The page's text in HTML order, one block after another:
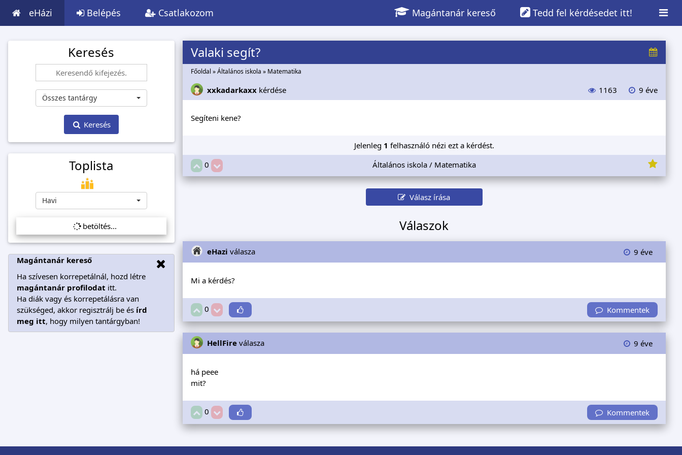
eHázi Belépés Csatlakozom Tedd fel kérdésedet itt!
Magántanár kereső
Keresés
Összes tantárgy
Keresés
Toplista
Havi
betöltés...
Magántanár kereső
Ha szívesen korrepetálnál, hozd létre
magántanár profilodat itt.
Ha diák vagy és korrepetálásra van
szükséged, akkor regisztrálj be és írd
meg itt, hogy milyen tantárgyban!
Valaki segít?
Főoldal »Általános iskola » Matematika
xxkadarkaxx kérdése 1163 9 éve
Segíteni kene?
Jelenleg 1 felhasználó nézi ezt a kérdést.
0
Általános iskola / Matematika
Válasz írása
Válaszok
eHazi válasza 9 éve
Mi a kérdés?
0 Kommentek
HellFire válasza 9 éve
há peee
mit?
0 Kommentek